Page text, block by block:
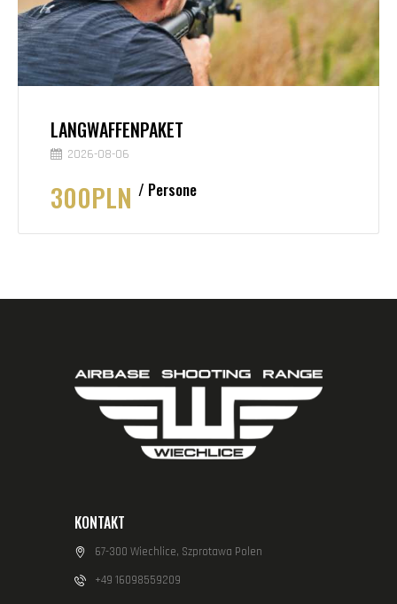
LANGWAFFENPAKET
2026-08-06
300PLN Persone
KONTAKT
67-300 Wiechlice, Szprotawa Polen
+49 16098559209